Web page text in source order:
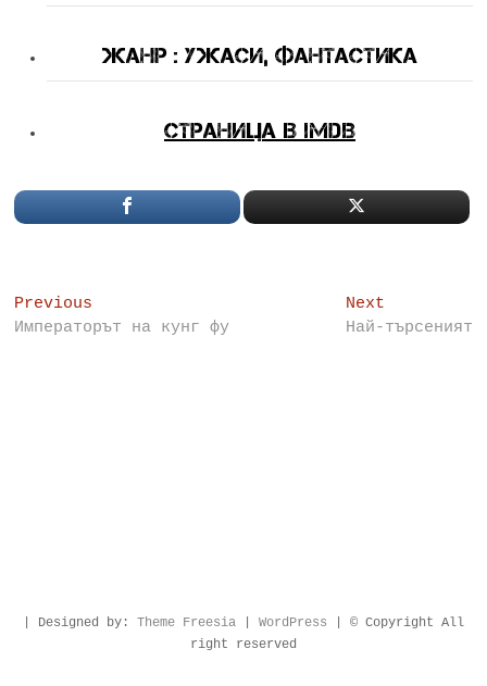
Жанр : ужаси, фантастика
Страница в IMDB
Post
navigation
Previous
post:
Императорът на кунг фу
NextNext
post:
Най-търсеният
| Designed by: Theme Freesia| WordPress | © Copyright All
right reserved